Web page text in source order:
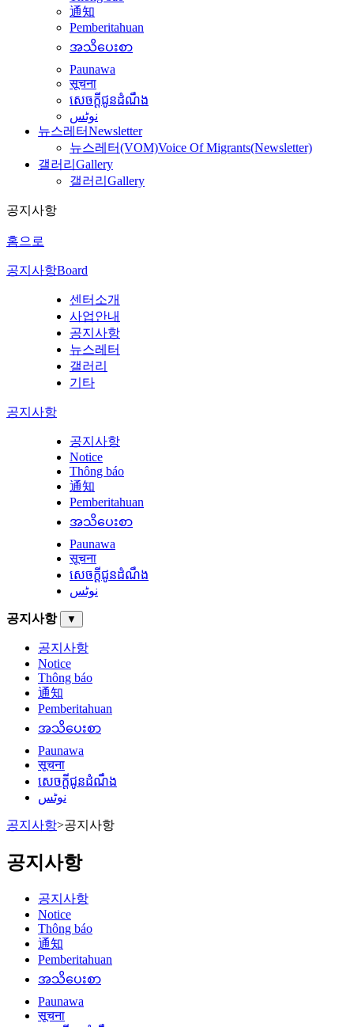
通知
Pemberitahuan
အသိပေးစာ
Paunawa
सूचना
សេចក្តីជូនដំណឹង
نوٹس
뉴스레터Newsletter
뉴스레터(VOM)Voice Of Migrants(Newsletter)
갤러리 Gallery
갤러리 Gallery
공지사항
홈으로
공지사항Board
센터소개
사업안내
공지사항
뉴스레터
갤러리
기타
공지사항
공지사항
Notice
Thông báo
通知
Pemberitahuan
အသိပေးစာ
Paunawa
सूचना
សេចក្តីជូនដំណឹង
نوٹس
공지사항 ▼
공지사항
Notice
Thông báo
通知
Pemberitahuan
အသိပေးစာ
Paunawa
सूचना
សេចក្តីជូនដំណឹង
نوٹس
공지사항>공지사항
공지사항
공지사항
Notice
Thông báo
通知
Pemberitahuan
အသိပေးစာ
Paunawa
सूचना